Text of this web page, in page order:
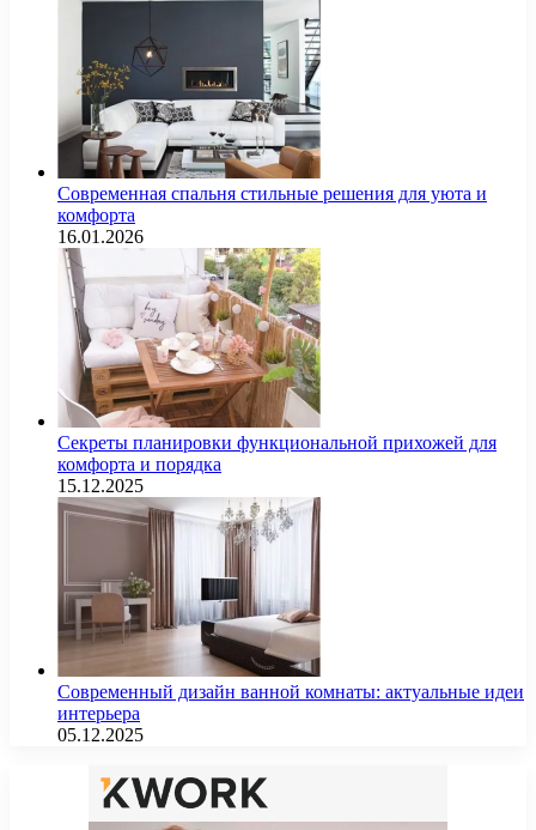
Современная спальня стильные решения для уюта и
комфорта
16.01.2026
Секреты планировки функциональной прихожей для
комфорта и порядка
15.12.2025
Современный дизайн ванной комнаты: актуальные идеи
интерьера
05.12.2025